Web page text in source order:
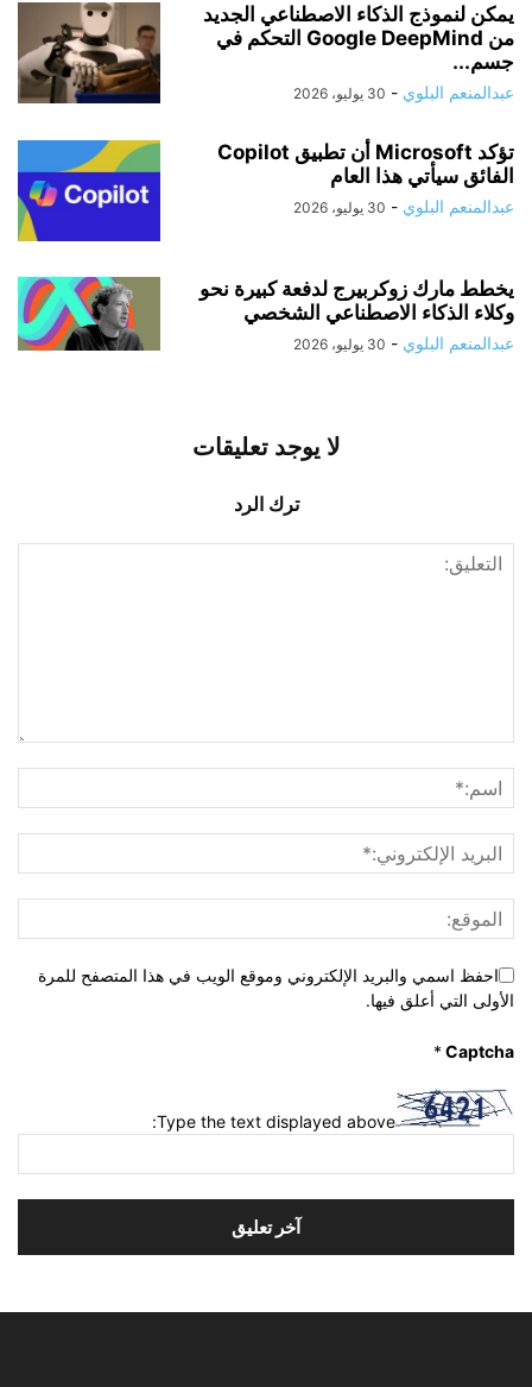
يمكن لنموذج الذكاء الاصطناعي الجديد
من Google DeepMind التحكم في
جسم...
عبدالمنعم البلوي - 30 يوليو، 2026
تؤكد Microsoft أن تطبيق Copilot
الفائق سيأتي هذا العام
عبدالمنعم البلوي - 30 يوليو، 2026
يخطط مارك زوكربيرج لدفعة كبيرة نحو
وكلاء الذكاء الاصطناعي الشخصي
عبدالمنعم البلوي - 30 يوليو، 2026
لا يوجد تعليقات
ترك الرد
احفظ اسمي والبريد الإلكتروني وموقع الويب في هذا المتصفح للمرة
الأولى التي أعلق فيها.
Captcha
*
Type the text displayed above: